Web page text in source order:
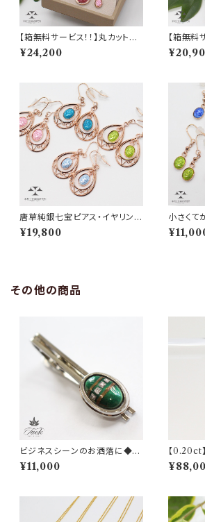
【箱無料サービス！！】丸カット純
銀七宝ペンダント＆ピアス・イヤ
リングセット！（ピンクゴールドカ
¥24,200
【箱無料
銀七宝ペ
イヤリン
唐草純銀七宝ピアス・イヤリング
（ピンクゴールドカラー）
¥19,800
小さくて
ピアス・
ルドカラー
その他の商品
ビジネスシーンのお洒落に◆金
箔・プラチナ箔の１点物ネクタイ
ピン
¥11,000
【0.20ct
落なフー
【PT900